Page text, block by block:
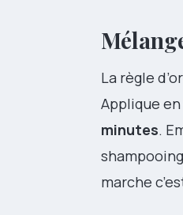
La règle
Applique
minutes.
marche